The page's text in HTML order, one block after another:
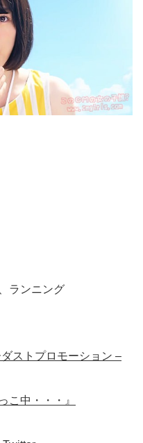
ランニング
ストプロモーション –
こ中・・・』